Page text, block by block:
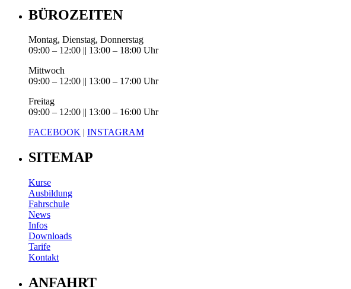
BÜROZEITEN
Montag, Dienstag, Donnerstag
09:00 – 12:00 || 13:00 – 18:00 Uhr
Mittwoch
09:00 – 12:00 || 13:00 – 17:00 Uhr
Freitag
09:00 – 12:00 || 13:00 – 16:00 Uhr
FACEBOOK | INSTAGRAM
SITEMAP
Kurse
Ausbildung
Fahrschule
News
Infos
Downloads
Tarife
Kontakt
ANFAHRT